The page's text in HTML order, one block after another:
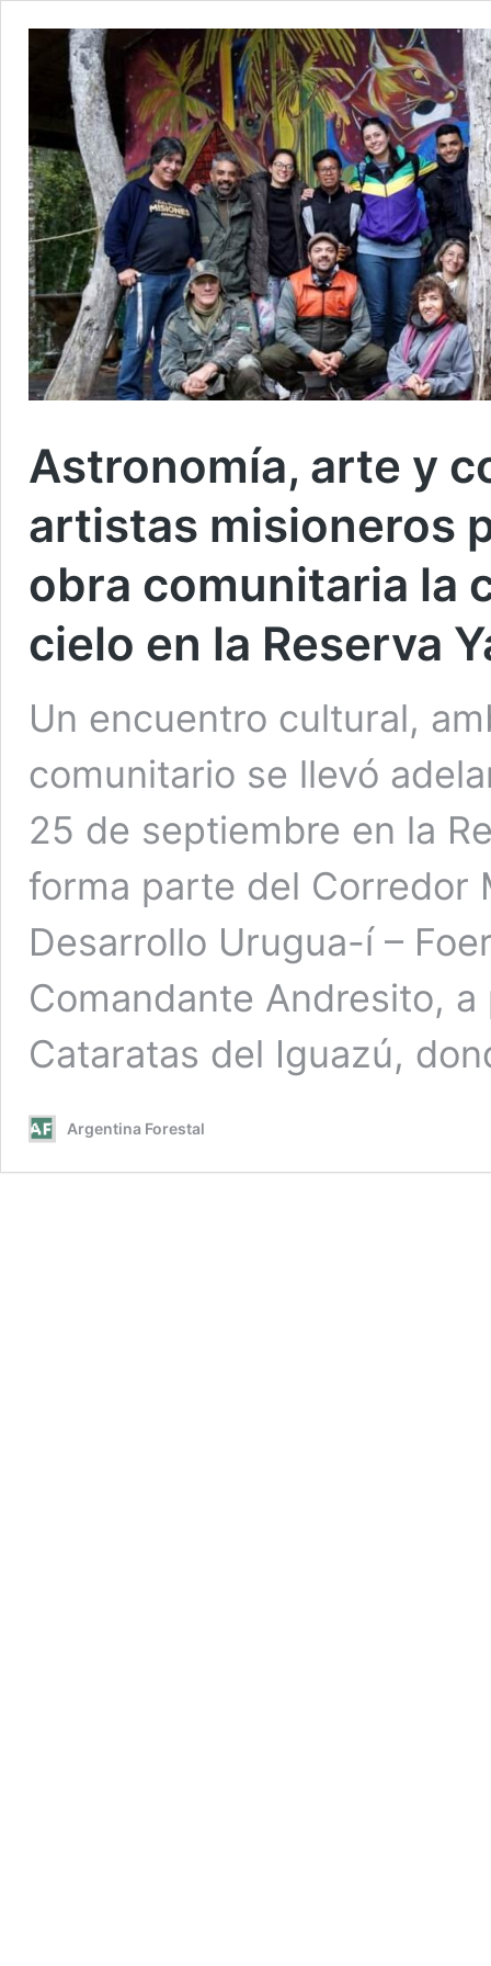
Astronomía, arte y
artistas misioneros
obra comunitaria la
cielo en la Reserva
Un encuentro cultural,
comunitario se llevó
25 de septiembre en la
forma parte del Corredor
Desarrollo Urugua-í –
Comandante Andresito,
Cataratas del Iguazú,
Argentina Forestal